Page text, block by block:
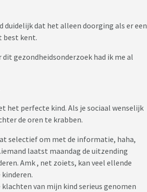
duidelijk dat het alleen doorging als er een
best kent.
gezondheidsonderzoek had ik me al
het perfecte kind. Als je sociaal wenselijk
de oren te krabben.
selectief om met de informatie, haha,
laatst maandag de uitzending
Amk , net zoiets, kan veel ellende
van mijn kind serieus genomen